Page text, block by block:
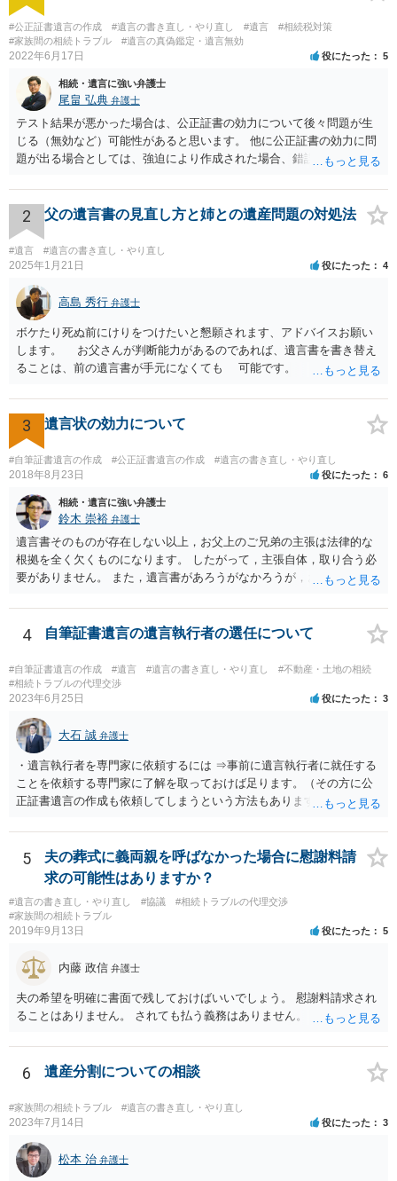
#公正証書遺言の作成 #遺言の書き直し・やり直し #遺言
#相続税対策
#家族間の相続トラブル
#遺言の真偽鑑定・遺言無効
2022年6月17日 役にたった 5
相続・遺言に強い弁護士
尾畠 弘典 弁護士
テスト結果が悪かった場合は、公正証書の効力について後々問題が生
じる（無効など）可能性があると思います。 他に公正証書の効力に問
題が出る場合としては、強迫により作成された場合、錯誤（勘違い）
すが、弁護士に作成を依頼する場合は、１０～数十万円程度になるケ
ースが多いと思います。 報酬体系は、弁護士ごとに異なりますので一
律の基準はありません。
2 父の遺言書の見直し方と姉との遺産問題の対処法
#遺言 #遺言の書き直し・やり直し
2025年1月21日 役にたった 4
高島 秀行 弁護士
ボケたり死ぬ前にけりをつけたいと懇願されます、アドバイスお願い
します。 お父さんが判断能力があるのであれば、遺言書を書き替え
ることは、前の遺言書が手元になくても 可能です。 将来遺言の効
してもらって 診断書を取得して、公証役場へ行って公正証書遺言を
作成するのがよいと思います。 将来争われることが見込まれること
から、弁護士に依頼して手続きを進めた方がよいと思います。
3 遺言状の効力について
#自筆証書遺言の作成 #公正証書遺言の作成 #遺言の書き直し・やり直し
2018年8月23日 役にたった 6
相続・遺言に強い弁護士
鈴木 崇裕 弁護士
遺言書そのものが存在しない以上，お父上のご兄弟の主張は法律的な
根拠を全く欠くものになります。 したがって，主張自体，取り合う必
要がありません。 また，遺言書があろうがなかろうが，お父上のご兄
ご回答にもありますが， 代理人弁護士をたてて，その弁護士から相手
方に対して， ・相続に関する主張は法的根拠がなく，一切応じないこ
と ・今後一切の連絡をしてこないでほしいこと ・連絡を継続してくる
ようであれば警察への通報や法的措置も辞さないこと などを記載した
書面を発送してもらうことがよろしいように思います。
4 自筆証書遺言の遺言執行者の選任について
#自筆証書遺言の作成 #遺言 #遺言の書き直し・やり直し
#不動産・土地の相続
#相続トラブルの代理交渉
2023年6月25日 役にたった 3
大石 誠 弁護士
・遺言執行者を専門家に依頼するには ⇒事前に遺言執行者に就任する
ことを依頼する専門家に了解を取っておけば足ります。（その方に公
正証書遺言の作成も依頼してしまうという方法もあります） 事前に了
ません。 遺言執行者に就任し、遺言執行が完了したときの報酬だけ、
弁護士費用としてかかります。 ・亡くなった際に、法務局に預けた自
筆証書遺言の存在を親族がなかったものにされる可能性 ⇒自筆の遺言
書を法務局に保管した場合、死亡後、法務局に遺言書の有無を照会す
ることになりますので、「法務局に預けた自筆証書遺言の存在を親族
がなかったもの」にすることはできません。 存在をなかったものにす
がありえますが、その予防方法は、遺言者と面談してみないと判断が
難しいです。
5
夫の葬式に義両親を呼ばなかった場合に慰謝料請
求の可能性はありますか？
#遺言の書き直し・やり直し #協議
#相続トラブルの代理交渉
#家族間の相続トラブル
2019年9月13日 役にたった 5
内藤 政信 弁護士
夫の希望を明確に書面で残しておけばいいでしょう。 慰謝料請求され
ることはありません。 されても払う義務はありません。
6 遺産分割についての相談
#家族間の相続トラブル #遺言の書き直し・やり直し
2023年7月14日 役にたった 3
松本 治 弁護士